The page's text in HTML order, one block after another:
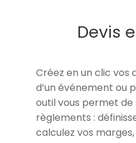
Devis
Créez en un clic
d’un événement ou
outil vous permet de
règlements :
calculez vos